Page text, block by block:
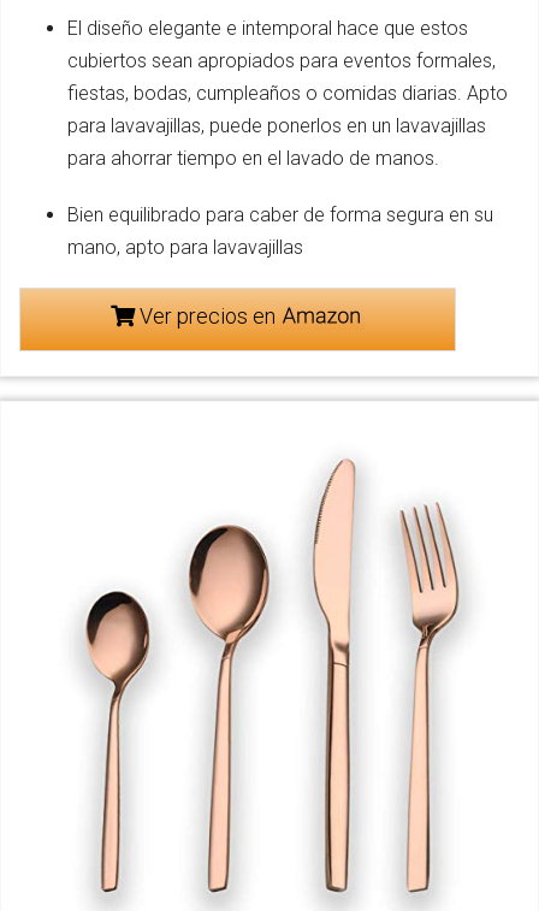
El diseño elegante e intemporal hace que estos
cubiertos sean apropiados para eventos formales,
fiestas, bodas, cumpleaños o comidas diarias. Apto
para lavavajillas, puede ponerlos en un lavavajillas
para ahorrar tiempo en el lavado de manos.
Bien equilibrado para caber de forma segura en su
mano, apto para lavavajillas
Ver precios en